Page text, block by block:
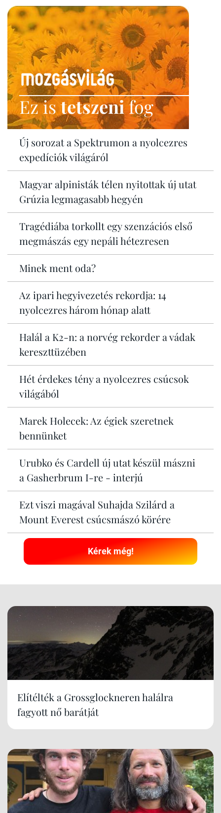
Ez istetszenifog
Új sorozat a Spektrumon a nyolcezres
expedíciók világáról
Magyar alpinisták télen nyitottak új utat
Grúzia legmagasabb hegyén
Tragédiába torkollt egy szenzációs első
megmászás egy nepáli hétezresen
Minek ment oda?
Az ipari hegyivezetés rekordja: 14
nyolcezres három hónap alatt
Halál a K2-n: a norvég rekorder a vádak
kereszttüzében
Hét érdekes tény a nyolcezres csúcsok
világából
Marek Holecek: Az égiek szeretnek
bennünket
Urubko és Cardell új utat készül mászni
a Gasherbrum I-re - interjú
Ezt viszi magával Suhajda Szilárd a
Mount Everest csúcsmászó körére
Kérek még!
Elítélték a Grossglockneren halálra
fagyott nő barátját